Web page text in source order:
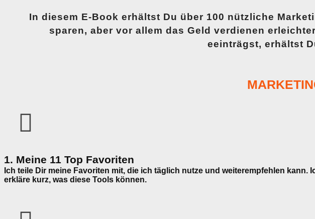
In diesem E-Book erhältst Du über 100 nützliche
sparen, aber vor allem das Geld verdienen
eeinträgst, erhältst
1. Meine 11 Top Favoriten
Ich teile Dir meine Favoriten mit, die ich täglich nutze und weiterempfehlen kann.
erkläre kurz, was diese Tools können.